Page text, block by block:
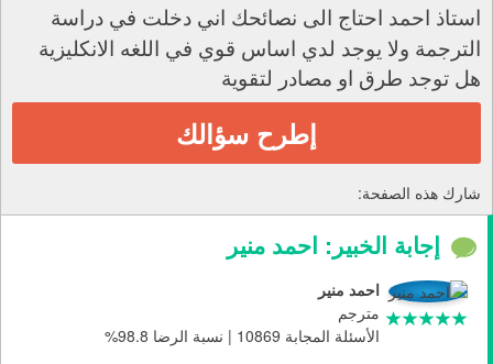
استاذ احمد احتاج الى نصائحك اني دخلت في دراسة
الترجمة ولا يوجد لدي اساس قوي في اللغه الانكليزية
هل توجد طرق او مصادر لتقوية
إطرح سؤالك
شارك هذه الصفحة:
إجابة الخبير: احمد منير
احمد منير
مترجم
الأسئلة المجابة 10869 | نسبة الرضا 98.8%